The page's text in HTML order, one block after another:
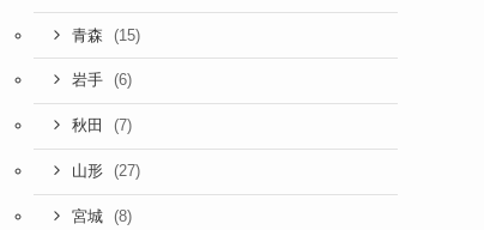
青森 (15)
岩手 (6)
秋田 (7)
山形 (27)
宮城 (8)